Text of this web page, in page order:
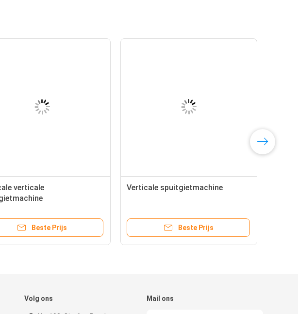
verticale
Beste Prijs
Verticale spuitgietmachine
Beste Prijs
Volg ons Mail ons